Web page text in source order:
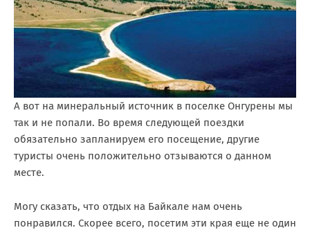
А вот на минеральный источник в поселке Онгурены мы
так и не попали. Во время следующей поездки
обязательно запланируем его посещение, другие
туристы очень положительно отзываются о данном
месте.
Могу сказать, что отдых на Байкале нам очень
понравился. Скорее всего, посетим эти края еще не один